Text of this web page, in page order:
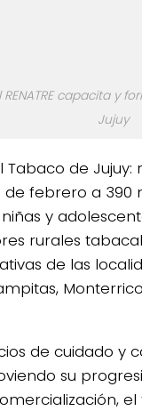
RENATRE capacita y
Jujuy
de Jujuy:
febrero a 390
y
rurales
de las
de cuidado y
su